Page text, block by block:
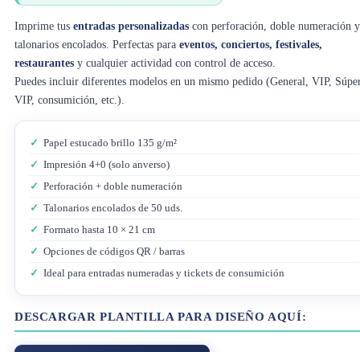
Imprime tus entradas personalizadas con perforación, doble numeración y
talonarios encolados. Perfectas para eventos, conciertos, festivales,
restaurantes y cualquier actividad con control de acceso.
Puedes incluir diferentes modelos en un mismo pedido (General, VIP,
VIP, consumición, etc.).
✓ Papel estucado brillo 135 g/m²
✓ Impresión 4+0 (solo anverso)
✓ Perforación + doble numeración
✓ Talonarios encolados de 50 uds.
✓ Formato hasta 10 × 21 cm
✓ Opciones de códigos QR / barras
✓ Ideal para entradas numeradas y tickets de consumición
DESCARGAR PLANTILLA PARA DISEÑO AQUÍ: